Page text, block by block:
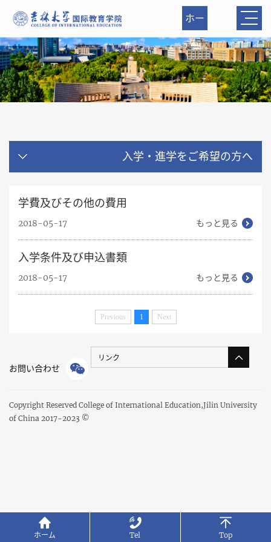
ホー
ム
入学・進学をご希望の方へ
学費及びその他の費用
2018-05-17 もっと見る
入学条件及び申込書類
2018-05-17 もっと見る
Previous 1 Next
お問い合わせ
リンク
Copyright Reserved College of International Education,Jilin University
of China 2017-2023 ©
ホーム Tel Top